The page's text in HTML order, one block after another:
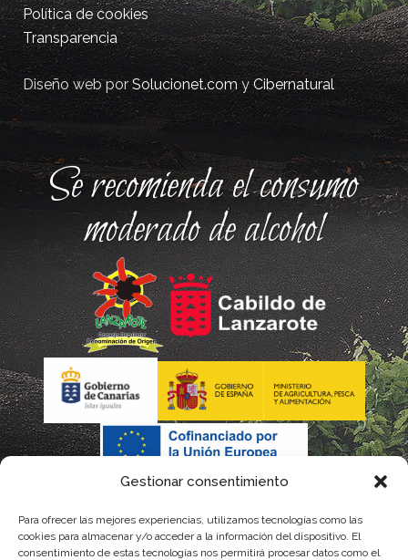
Gestionar consentimiento
Para ofrecer las mejores experiencias, utilizamos tecnologías como las
cookies para almacenar y/o acceder a la información del dispositivo. El
consentimiento de estas tecnologías nos permitirá procesar datos como el
Política de cookies
Transparencia
Diseño web porSolucionet.comyCibernatural
Se recomienda el consumo
moderado de alcohol